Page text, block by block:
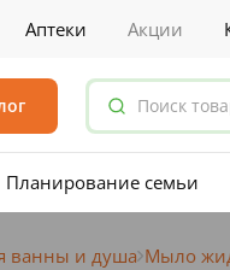
Аптеки Акции
Планирование семьи
ванны и душа Мыло